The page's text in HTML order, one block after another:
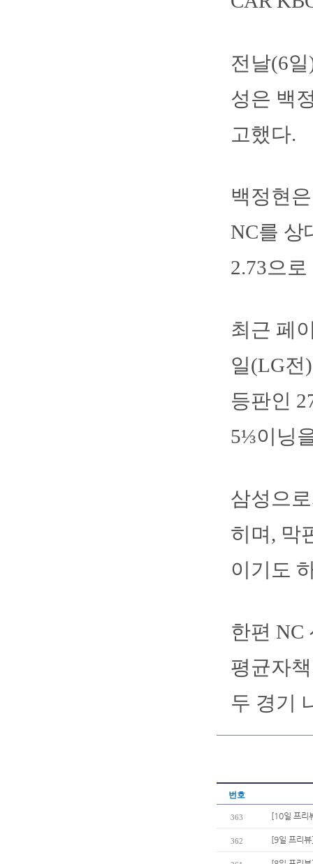
전날(6
성은 백
고했다.
백정현
NC를 상
2.73으
최근 페
일(LG전
등판인
5⅓이닝
삼성으
히며, 막
이기도
한편 NC
평균자
두 경기
번호
363 [10일 프리
362 [9일 프리